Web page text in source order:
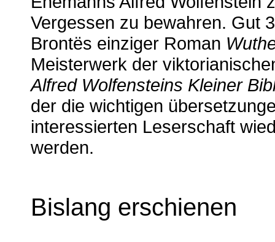
Vergessen zu bewahren. Gut
Brontës einziger Roman
Meisterwerk der
Alfred Wolfensteins Kleiner
der die wichtigen
interessierten Leserschaft
werden.
Bislang erschienen